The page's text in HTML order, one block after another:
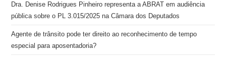
Dra. Denise Rodrigues Pinheiro representa a ABRAT em audiência
pública sobre o PL 3.015/2025 na Câmara dos Deputados
Agente de trânsito pode ter direito ao reconhecimento de tempo
especial para aposentadoria?